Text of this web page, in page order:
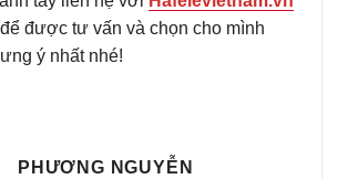
được tư vấn và chọn cho mình
ý nhất nhé!
PHƯƠNG NGUYỄN